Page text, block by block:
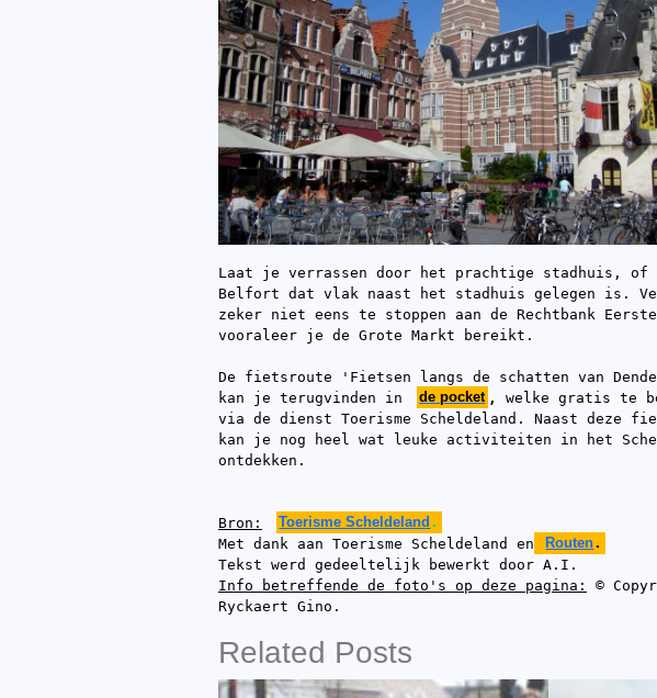
Laat je verrassen door het prachtige stadhuis, of
Belfort dat vlak naast het stadhuis gelegen is.
zeker niet eens te stoppen aan de Rechtbank
vooraleer je de Grote Markt bereikt.
De fietsroute 'Fietsen langs de schatten van
kan je terugvinden in
de pocket ,
welke gratis te
via de dienst Toerisme Scheldeland. Naast deze
kan je nog heel wat leuke activiteiten in het
ontdekken.
Bron: Toerisme Scheldeland .
Met dank aan Toerisme Scheldeland en
Routen.
Tekst werd gedeeltelijk bewerkt door A.I.
Info betreffende de foto's op deze pagina:
©
Ryckaert Gino.
Related Posts